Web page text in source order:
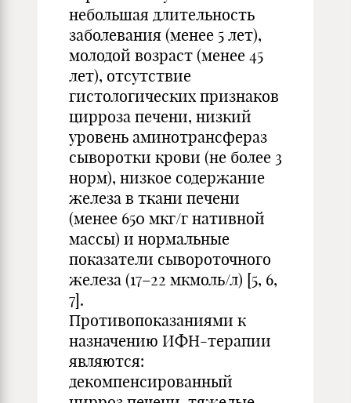
небольшая длительность
заболевания (менее 5 лет),
молодой возраст (менее 45
лет), отсутствие
гистологических признаков
цирроза печени, низкий
уровень аминотрансфераз
сыворотки крови (не более 3
норм), низкое содержание
железа в ткани печени
(менее 650 мкг/г нативной
массы) и нормальные
показатели сывороточного
железа (17–22 мкмоль/л) [5, 6,
7].
Противопоказаниями к
назначению ИФН-терапии
являются:
декомпенсированный